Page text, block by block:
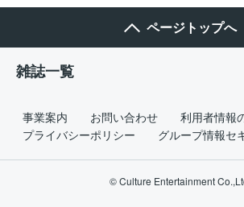
ページトップへ
雑誌一覧
事業案内 お問い合わせ
利用者情報
プライバシーポリシー
グループ情報セ
© Culture Entertainment